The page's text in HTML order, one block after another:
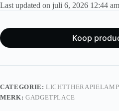
Last updated on juli 6, 2026 12:44 am
Koop
CATEGORIE:LICHTTHERAPIELAMP
MERK: GADGETPLACE